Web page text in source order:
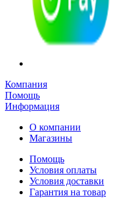
Компания
Помощь
Информация
О компании
Магазины
Помощь
Условия оплаты
Условия доставки
Гарантия на товар